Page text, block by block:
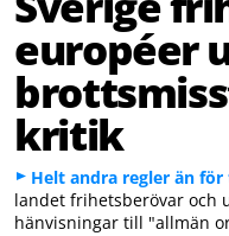
européer
kritik
Helt andra regler än
landet frihetsberövar och
hänvisningar till "allmän